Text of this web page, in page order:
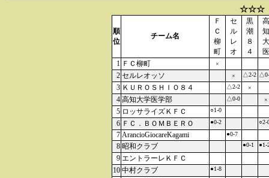
☆☆☆
順
位
チーム名
Ｆ
Ｃ
柳
町
セ
ル
レ
オ
黒
潮
８
４
高
知
大
医
1 ＦＣ柳町 ×
2 セルレオッソ × △2-2
3 ＫＵＲＯＳＨＩＯ８４ △2-2 ×
4 高知大学医学部 △0-0 ×
5 ロッサライズＫＦＣ ○1-0
6 ＦＣ．ＢＯＭＢＥＲＯ ●0-2 ○2-
7 ArancioGiocareKagami ●0-7
8 昭和クラブ ●0-1 ●1-
9 エントラーレＫＦＣ
10 中村クラブ ●1-8